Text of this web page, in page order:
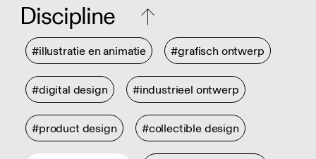
Discipline
#illustratie en animatie #grafisch ontwerp
#digital design #industrieel ontwerp
#product design #collectible design